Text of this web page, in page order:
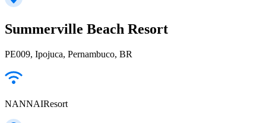
Summerville Beach Resort
PE009, Ipojuca, Pernambuco, BR
NANNAIResort